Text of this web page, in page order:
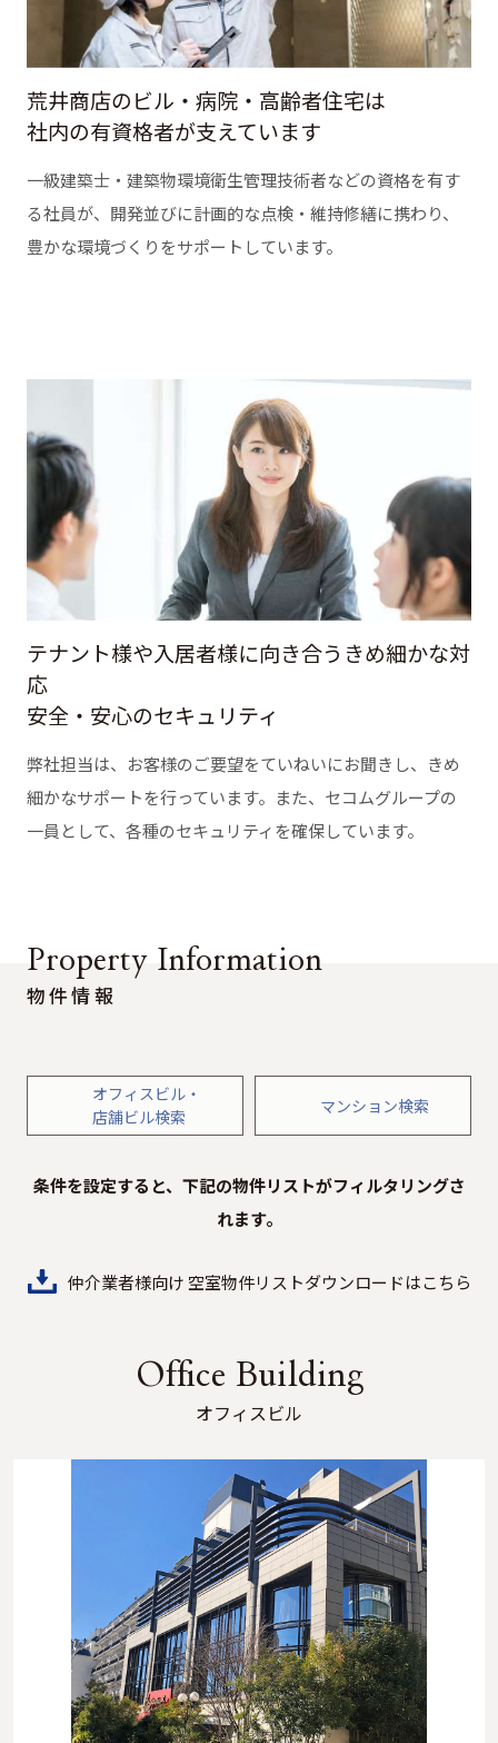
荒井商店のビル・病院・高齢者住宅は
社内の有資格者が支えています
一級建築士・建築物環境衛生管理技術者などの資格を有す
る社員が、開発並びに計画的な点検・維持修繕に携わり、
豊かな環境づくりをサポートしています。
テナント様や入居者様に向き合うきめ細かな対
応
安全・安心のセキュリティ
弊社担当は、お客様のご要望をていねいにお聞きし、きめ
細かなサポートを行っています。また、セコムグループの
一員として、各種のセキュリティを確保しています。
Property Information
物件情報
オフィスビル・
店舗ビル検索
マンション検索
条件を設定すると、下記の物件リストがフィルタリングさ
れます。
仲介業者様向け 空室物件リストダウンロードはこちら
Office Building
オフィスビル